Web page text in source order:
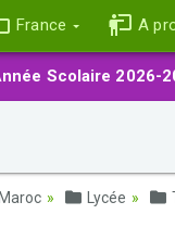
France A
Scolaire 2026-
Lycée